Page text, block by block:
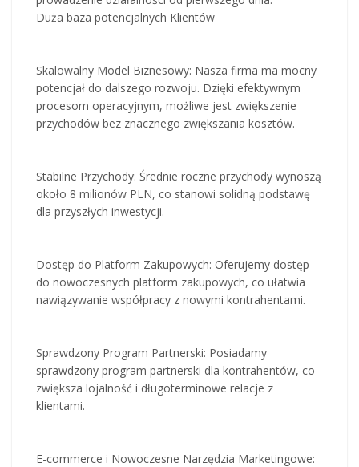
Duża baza potencjalnych Klientów
Skalowalny Model Biznesowy: Nasza firma ma mocny
potencjał do dalszego rozwoju. Dzięki efektywnym
procesom operacyjnym, możliwe jest zwiększenie
przychodów bez znacznego zwiększania kosztów.
Stabilne Przychody: Średnie roczne przychody wynoszą
około 8 milionów PLN, co stanowi solidną podstawę
dla przyszłych inwestycji.
Dostęp do Platform Zakupowych: Oferujemy dostęp
do nowoczesnych platform zakupowych, co ułatwia
nawiązywanie współpracy z nowymi kontrahentami.
Sprawdzony Program Partnerski: Posiadamy
sprawdzony program partnerski dla kontrahentów, co
zwiększa lojalność i długoterminowe relacje z
klientami.
E-commerce i Nowoczesne Narzędzia Marketingowe: